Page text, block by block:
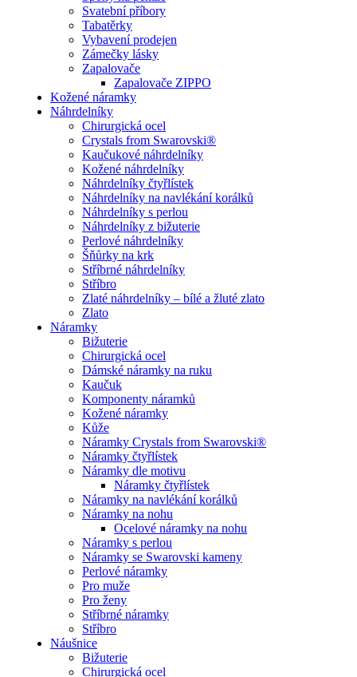
Svatební příbory
Tabatěrky
Vybavení prodejen
Zámečky lásky
Zapalovače
Zapalovače ZIPPO
Kožené náramky
Náhrdelníky
Chirurgická ocel
Crystals from Swarovski®
Kaučukové náhrdelníky
Kožené náhrdelníky
Náhrdelníky čtyřlístek
Náhrdelníky na navlékání korálků
Náhrdelníky s perlou
Náhrdelníky z bižuterie
Perlové náhrdelníky
Šňůrky na krk
Stříbrné náhrdelníky
Stříbro
Zlaté náhrdelníky – bílé a žluté zlato
Zlato
Náramky
Bižuterie
Chirurgická ocel
Dámské náramky na ruku
Kaučuk
Komponenty náramků
Kožené náramky
Kůže
Náramky Crystals from Swarovski®
Náramky čtyřlístek
Náramky dle motivu
Náramky čtyřlístek
Náramky na navlékání korálků
Náramky na nohu
Ocelové náramky na nohu
Náramky s perlou
Náramky se Swarovski kameny
Perlové náramky
Pro muže
Pro ženy
Stříbrné náramky
Stříbro
Náušnice
Bižuterie
Chirurgická ocel